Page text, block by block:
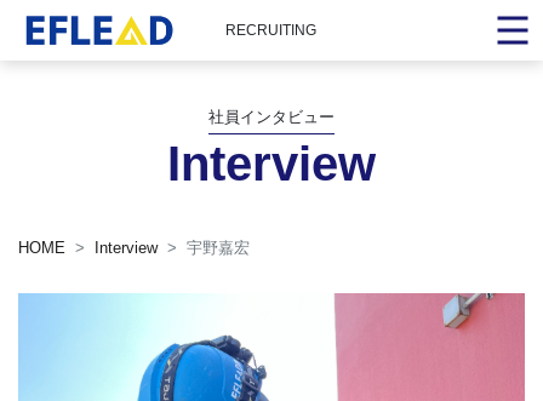
RECRUITING
社員インタビュー
Interview
HOME Interview 宇野嘉宏